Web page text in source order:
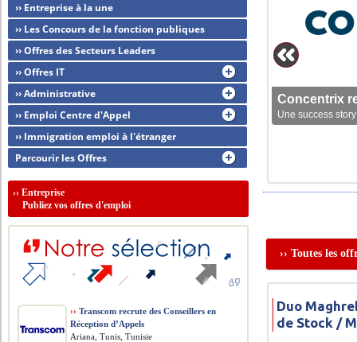
Concentrix
Une success
›› Toutes les
Duo
de Stock /
›› Entreprise à la une
›› Les Concours de la fonction publiques
›› Offres des Secteurs Leaders
›› Offres IT
›› Administrative
›› Emploi Centre d'Appel
›› Immigration emploi à l'étranger
Parcourir les Offres
››Entreprise
Publiez vos offres d'emploi
›› Transcom recrute des Conseillers en
Réception d’Appels
Ariana, Tunis, Tunisie